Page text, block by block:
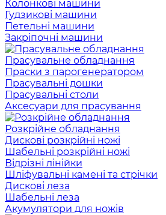
Колонкові машини
Гудзикові машини
Петельні машини
Закріпочні машини
Прасувальне обладнання
Праски з парогенератором
Прасувальні дошки
Прасувальні столи
Аксесуари для прасування
Розкрійне обладнання
Дискові розкрійні ножі
Шабельні розкрійні ножі
Відрізні лінійки
Шліфувальні камені та стрічки
Дискові леза
Шабельні леза
Акумулятори для ножів